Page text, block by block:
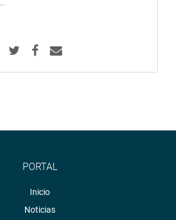
congresoperu
PORTAL
Inicio
Noticias